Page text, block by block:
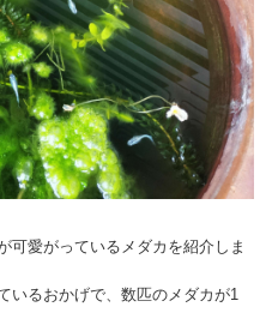
可愛がっているメダカを紹介しま
いるおかげで、数匹のメダカが1